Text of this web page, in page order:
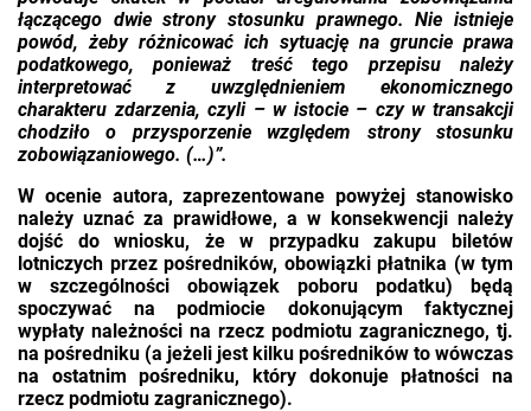
łączącego dwie strony stosunku prawnego. Nie istnieje
powód, żeby różnicować ich sytuację na gruncie prawa
podatkowego, ponieważ treść tego przepisu należy
interpretować z uwzględnieniem ekonomicznego
charakteru zdarzenia, czyli – w istocie – czy w transakcji
chodziło o przysporzenie względem strony stosunku
zobowiązaniowego. (…)”.
W ocenie autora, zaprezentowane powyżej stanowisko
należy uznać za prawidłowe, a w konsekwencji należy
dojść do wniosku, że w przypadku zakupu biletów
lotniczych przez pośredników, obowiązki płatnika (w tym
w szczególności obowiązek poboru podatku) będą
spoczywać na podmiocie dokonującym faktycznej
wypłaty należności na rzecz podmiotu zagranicznego, tj.
na pośredniku (a jeżeli jest kilku pośredników to wówczas
na ostatnim pośredniku, który dokonuje płatności na
rzecz podmiotu zagranicznego).